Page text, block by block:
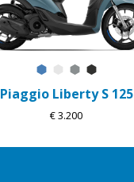
Blau Ardesia
Weiß Luna
Grau
Piaggio Liberty S 125
€ 3.200